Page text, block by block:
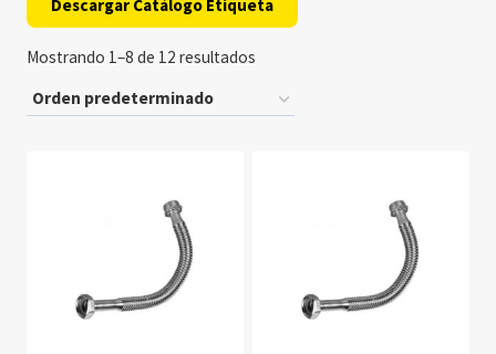
Descargar Catálogo Etiqueta
Mostrando 1–8 de 12 resultados